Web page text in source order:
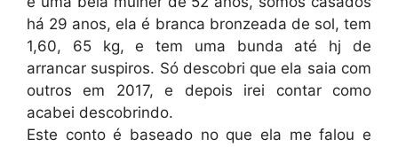
há 29 anos, ela é branca bronzeada de sol, tem
1,60, 65 kg, e tem uma bunda até hj de
arrancar suspiros. Só descobri que ela saia com
outros em 2017, e depois irei contar como
acabei descobrindo.
Este conto é baseado no que ela me falou e